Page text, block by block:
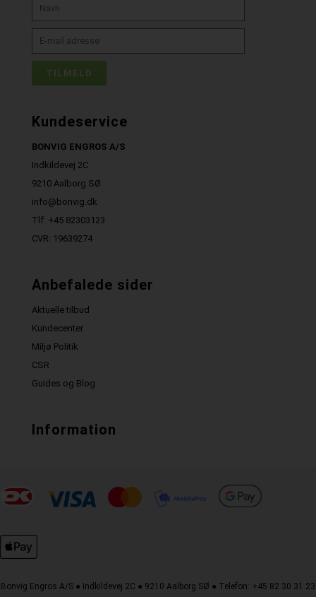
Kundeservice
BONVIG ENGROS A/S
Indkildevej 2C
9210 Aalborg SØ
info@bonvig.dk
Tlf: +45 82303123
CVR: 19639274
Anbefalede sider
Aktuelle tilbud
Kundecenter
Miljø Politik
CSR
Guides og Blog
Information
Bonvig Engros A/S ● Indkildevej 2C ● 9210 Aalborg SØ ● Telefon: +45 82 30 31 23